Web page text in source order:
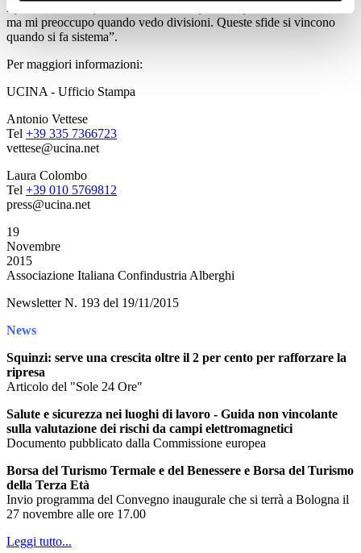
ripresa anche in questo settore così importante per il Paese e la città,
ma mi preoccupo quando vedo divisioni. Queste sfide si vincono
quando si fa sistema”.
Per maggiori informazioni:
UCINA - Ufficio Stampa
Antonio Vettese
Tel +39 335 7366723
vettese@ucina.net
Laura Colombo
Tel +39 010 5769812
press@ucina.net
19
Novembre
2015
Associazione Italiana Confindustria Alberghi
Newsletter N. 193 del 19/11/2015
News
Squinzi: serve una crescita oltre il 2 per cento per rafforzare la
ripresa
Articolo del "Sole 24 Ore"
Salute e sicurezza nei luoghi di lavoro - Guida non vincolante
sulla valutazione dei rischi da campi elettromagnetici
Documento pubblicato dalla Commissione europea
Borsa del Turismo Termale e del Benessere e Borsa del Turismo
della Terza Età
Invio programma del Convegno inaugurale che si terrà a Bologna il
27 novembre alle ore 17.00
Leggi tutto...